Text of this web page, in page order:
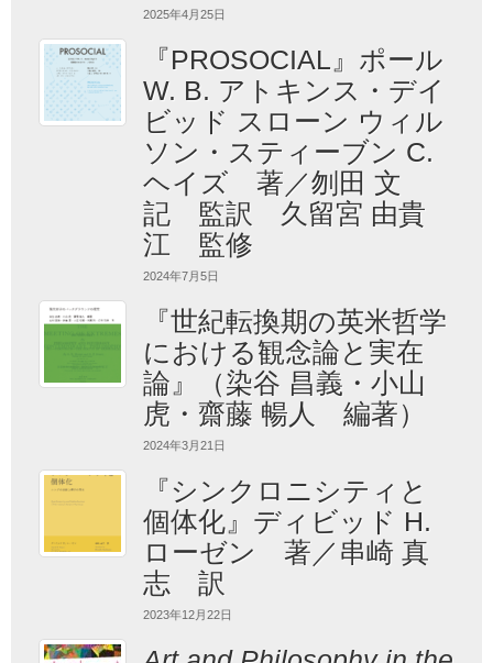
2025年4月25日
『PROSOCIAL』ポール
W. B. アトキンス・デイ
ビッド スローン ウィル
ソン・スティーブン C.
ヘイズ 著／刎田 文
記 監訳 久留宮 由貴
江 監修
2024年7月5日
『世紀転換期の英米哲学
における観念論と実在
論』（染谷 昌義・小山
虎・齋藤 暢人 編著）
2024年3月21日
『シンクロニシティと
個体化』ディビッド H.
ローゼン 著／串崎 真
志 訳
2023年12月22日